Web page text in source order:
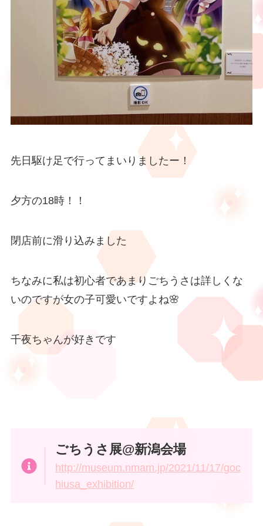
先日駆け足で行ってまいりましたー！
夕方の18時！！
閉店前に滑り込みました
ちなみに私は初心者であまりごちうさは詳しくな
いのですが女の子可愛いですよね🌸
千夜ちゃんが好きです
ごちうさ展@新潟会場
http://museum.nmam.jp/2021/11/17/goc
hiusa_exhibition/